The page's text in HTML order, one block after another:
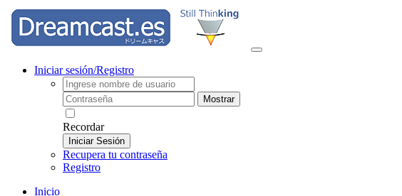
Iniciar sesión/Registro
Mostrar
Recordar
Iniciar Sesión
Recupera tu contraseña
Registro
Inicio